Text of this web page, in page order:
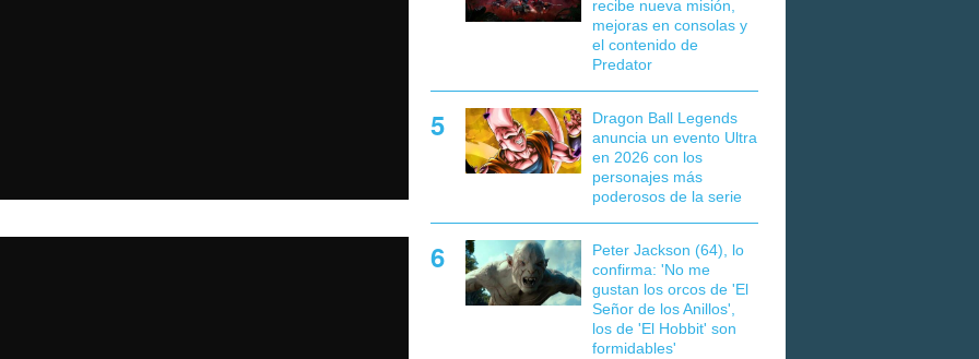
recibe nueva misión,
mejoras en consolas y
el contenido de
Predator
Dragon Ball Legends
anuncia un evento Ultra
en 2026 con los
personajes más
poderosos de la serie
Peter Jackson (64), lo
confirma: 'No me
gustan los orcos de 'El
Señor de los Anillos',
los de 'El Hobbit' son
formidables'